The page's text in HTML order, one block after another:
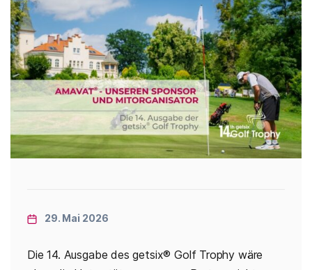
29. Mai 2026
Die 14. Ausgabe des getsix® Golf Trophy wäre